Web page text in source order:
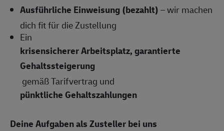
Ausführliche Einweisung (bezahlt)– wir machen
dich fit für die Zustellung
Ein
krisensicherer Arbeitsplatz, garantierte
Gehaltssteigerung
gemäß Tarifvertrag und
pünktliche Gehaltszahlungen
Deine Aufgaben als Zusteller bei uns